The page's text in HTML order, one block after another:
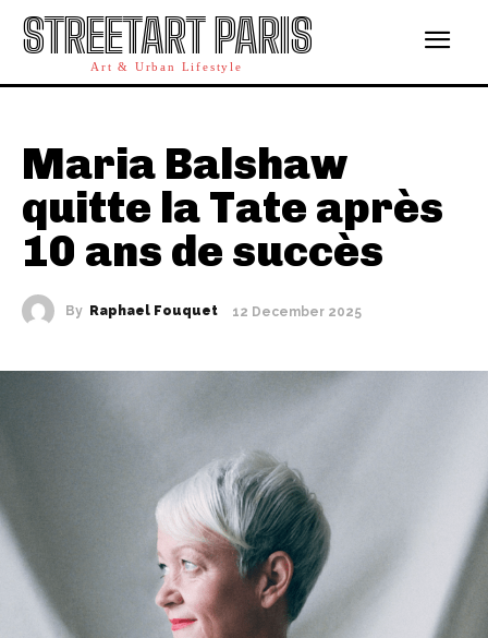
STREETART PARIS
Art & Urban Lifestyle
Maria Balshaw
quitte la Tate après
10 ans de succès
By Raphael Fouquet 12 December 2025